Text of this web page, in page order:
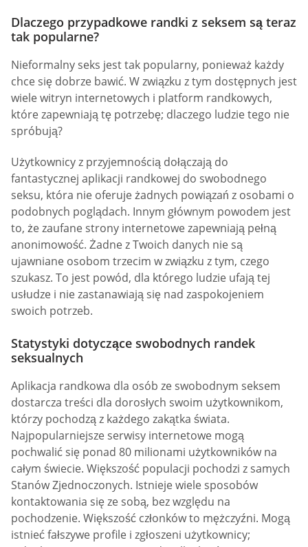
Dlaczego przypadkowe randki z seksem są teraz
tak popularne?
Nieformalny seks jest tak popularny, ponieważ każdy
chce się dobrze bawić. W związku z tym dostępnych jest
wiele witryn internetowych i platform randkowych,
które zapewniają tę potrzebę; dlaczego ludzie tego nie
spróbują?
Użytkownicy z przyjemnością dołączają do
fantastycznej aplikacji randkowej do swobodnego
seksu, która nie oferuje żadnych powiązań z osobami o
podobnych poglądach. Innym głównym powodem jest
to, że zaufane strony internetowe zapewniają pełną
anonimowość. Żadne z Twoich danych nie są
ujawniane osobom trzecim w związku z tym, czego
szukasz. To jest powód, dla którego ludzie ufają tej
usłudze i nie zastanawiają się nad zaspokojeniem
swoich potrzeb.
Statystyki dotyczące swobodnych randek
seksualnych
Aplikacja randkowa dla osób ze swobodnym seksem
dostarcza treści dla dorosłych swoim użytkownikom,
którzy pochodzą z każdego zakątka świata.
Najpopularniejsze serwisy internetowe mogą
pochwalić się ponad 80 milionami użytkowników na
całym świecie. Większość populacji pochodzi z samych
Stanów Zjednoczonych. Istnieje wiele sposobów
kontaktowania się ze sobą, bez względu na
pochodzenie. Większość członków to mężczyźni. Mogą
istnieć fałszywe profile i zgłoszeni użytkownicy;